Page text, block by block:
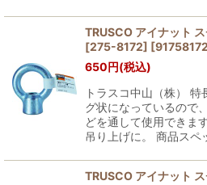
TRUSCO アイナット
[275-8172] [91758172
650円(税込)
トラスコ中山（株）
グ状になっているので
どを通して使用できま
吊り上げに。 商品ス
TRUSCO アイナット